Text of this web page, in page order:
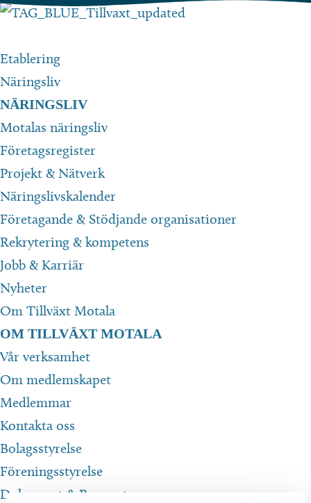
Hoppa
innehåll
Etablering
Näringsliv
NÄRINGSLIV
Motalas näringsliv
Företagsregister
Projekt & Nätverk
Näringslivskalender
Företagande & Stödjande organisationer
Rekrytering & kompetens
Jobb & Karriär
Nyheter
Om Tillväxt Motala
OM TILLVÄXT MOTALA
Vår verksamhet
Om medlemskapet
Medlemmar
Kontakta oss
Bolagsstyrelse
Föreningsstyrelse
Dokument & Rapporter